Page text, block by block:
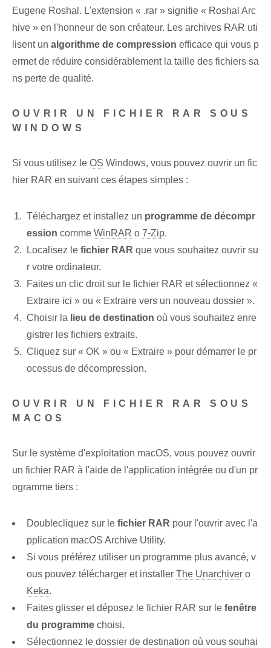
Eugene Roshal. L'extension « .rar » signifie « Roshal Arc
hive » en l'honneur de son créateur. Les archives RAR uti
lisent un algorithme de compression efficace⁣ qui vous p
ermet de réduire considérablement la taille⁤ des fichiers⁣ sa
ns perte de qualité.
OUVRIR UN FICHIER RAR SOUS
WINDOWS
Si vous utilisez le OS Windows, vous pouvez ouvrir un fic
hier RAR en suivant ces étapes simples :
Téléchargez et installez un programme de décompr
ession comme WinRAR o 7-Zip.
Localisez le fichier RAR que vous souhaitez ouvrir su
r votre ordinateur.
Faites un clic droit sur le fichier RAR et sélectionnez «
Extraire ici » ou « Extraire vers un nouveau dossier ».
Choisir la lieu de destination où vous souhaitez​ enre
gistrer les fichiers extraits.
Cliquez sur « OK » ou « Extraire » pour démarrer le pr
ocessus de décompression⁢.
OUVRIR UN FICHIER RAR SOUS
MACOS
Sur le système d'exploitation macOS, vous pouvez ouvrir
un fichier RAR à l'aide de l'application intégrée ou d'un pr
ogramme tiers :
Double⁢cliquez sur le fichier RAR pour l'ouvrir avec l'a
pplication⁤ macOS Archive Utility⁢.
Si vous préférez utiliser un programme plus avancé, v
ous pouvez télécharger et installer The Unarchiver o
Keka.
Faites glisser et déposez le fichier RAR sur le fenêtre
du programme choisi.
Sélectionnez le dossier de destination où vous souhai